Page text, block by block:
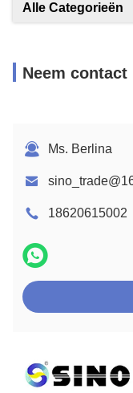
Alle Categorieën
Neem
Ms. Berlina
18620615002